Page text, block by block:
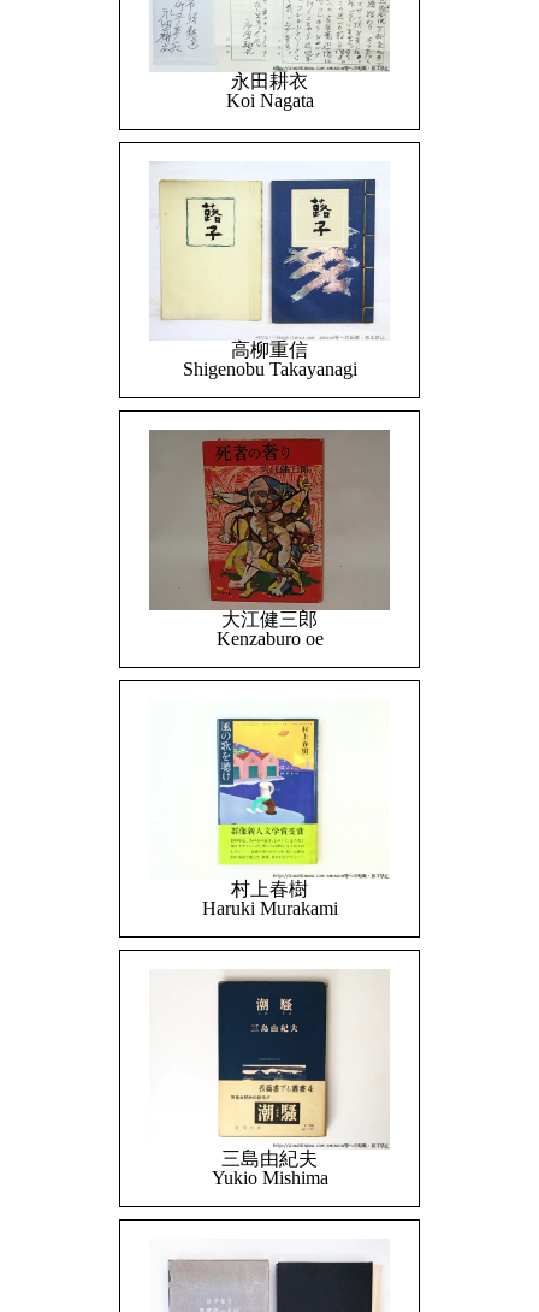
永田耕衣
Koi Nagata
高柳重信
Shigenobu Takayanagi
大江健三郎
Kenzaburo oe
村上春樹
Haruki Murakami
三島由紀夫
Yukio Mishima